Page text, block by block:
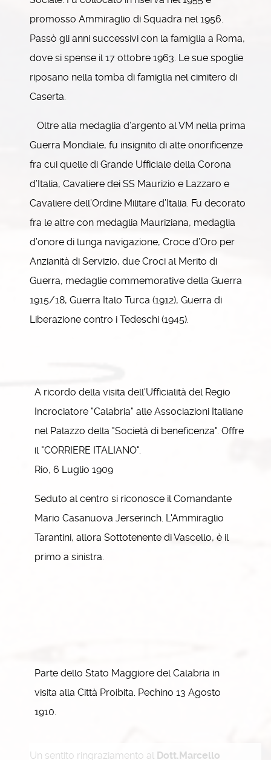
promosso Ammiraglio di Squadra nel 1956.
Passò gli anni successivi con la famiglia a Roma,
dove si spense il 17 ottobre 1963. Le sue spoglie
riposano nella tomba di famiglia nel cimitero di
Caserta.
Oltre alla medaglia d’argento al VM nella prima
Guerra Mondiale, fu insignito di alte onorificenze
fra cui quelle di Grande Ufficiale della Corona
d’Italia, Cavaliere dei SS Maurizio e Lazzaro e
Cavaliere dell’Ordine Militare d’Italia. Fu decorato
fra le altre con medaglia Mauriziana, medaglia
d’onore di lunga navigazione, Croce d’Oro per
Anzianità di Servizio, due Croci al Merito di
Guerra, medaglie commemorative della Guerra
1915/18, Guerra Italo Turca (1912), Guerra di
Liberazione contro i Tedeschi (1945).
A ricordo della visita dell'Ufficialità del Regio
Incrociatore "Calabria" alle Associazioni Italiane
nel Palazzo della "Società di beneficenza". Offre
il "CORRIERE ITALIANO".
Rio, 6 Luglio 1909
Seduto al centro si riconosce il Comandante
Mario Casanuova Jerserinch. L'Ammiraglio
Tarantini, allora Sottotenente di Vascello, è il
primo a sinistra.
Parte dello Stato Maggiore del Calabria in
visita alla Città Proibita. Pechino 13 Agosto
1910.
Un sentito ringraziamento al Dott.Marcello